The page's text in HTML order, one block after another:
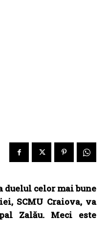
duelul celor mai bune
SCMU Craiova, va
Zalău. Meci este